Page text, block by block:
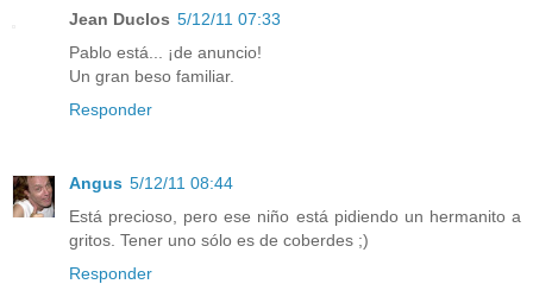
Jean Duclos 5/12/11 07:33
Pablo está... ¡de anuncio!
Un gran beso familiar.
Responder
Angus 5/12/11 08:44
Está precioso, pero ese niño está pidiendo un hermanito a
gritos. Tener uno sólo es de coberdes ;)
Responder